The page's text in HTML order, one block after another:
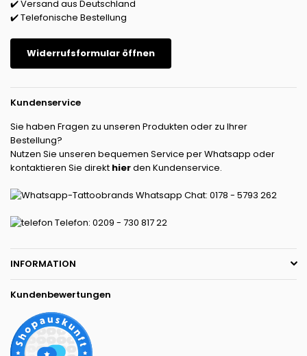
✔️ Versand aus Deutschland
✔️ Telefonische Bestellung
Widerrufsformular öffnen
Kundenservice
Sie haben Fragen zu unseren Produkten oder zu Ihrer
Bestellung?
Nutzen Sie unseren bequemen Service per Whatsapp oder
kontaktieren Sie direkt hierden Kundenservice.
Whatsapp Chat: 0178 - 5793 262
Telefon: 0209 - 730 817 22
INFORMATION
Kundenbewertungen